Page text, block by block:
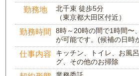
勤務地
北千束 徒歩5分
（東京都大田区付近）
勤務時間
8時～20時の間で1時間〜
が可能です。(候補の日時
仕事内容
キッチン、トイレ、お風
グ、その他のお掃除